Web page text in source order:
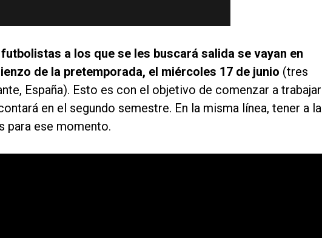
a los que se les buscará salida se vayan en
de la pretemporada, el miércoles 17 de junio (tres
España). Esto es con el objetivo de comenzar a trabajar
en el segundo semestre. En la misma línea, tener a la
para ese momento.